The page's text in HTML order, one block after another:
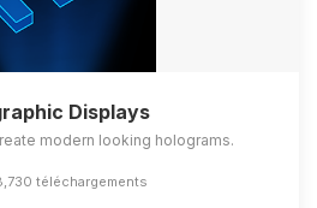
Displays
modern looking holograms.
téléchargements